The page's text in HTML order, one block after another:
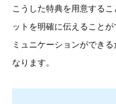
こうした特典を用意する
ットを明確に伝えること
ミュニケーションができ
なります。